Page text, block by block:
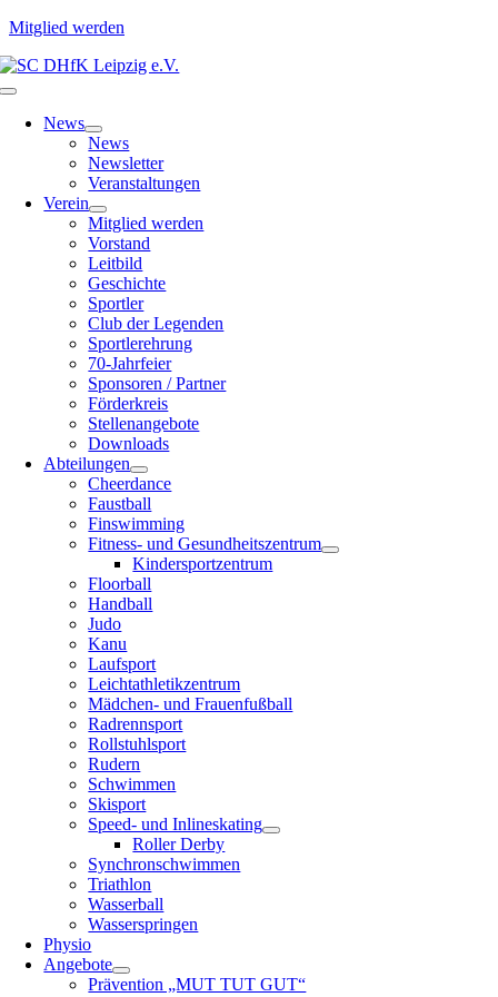
Mitglied werden
Zum
Inhalt
Toggle
NavigationNews
News
Newsletter
Veranstaltungen
Verein
Mitglied werden
Vorstand
Leitbild
Geschichte
Sportler
Club der Legenden
Sportlerehrung
70-Jahrfeier
Sponsoren / Partner
Förderkreis
Stellenangebote
Downloads
Abteilungen
Cheerdance
Faustball
Finswimming
Fitness- und Gesundheitszentrum
Kindersportzentrum
Floorball
Handball
Judo
Kanu
Laufsport
Leichtathletikzentrum
Mädchen- und Frauenfußball
Radrennsport
Rollstuhlsport
Rudern
Schwimmen
Skisport
Speed- und Inlineskating
Roller Derby
Synchronschwimmen
Triathlon
Wasserball
Wasserspringen
Physio
Angebote
Prävention „MUT TUT GUT“